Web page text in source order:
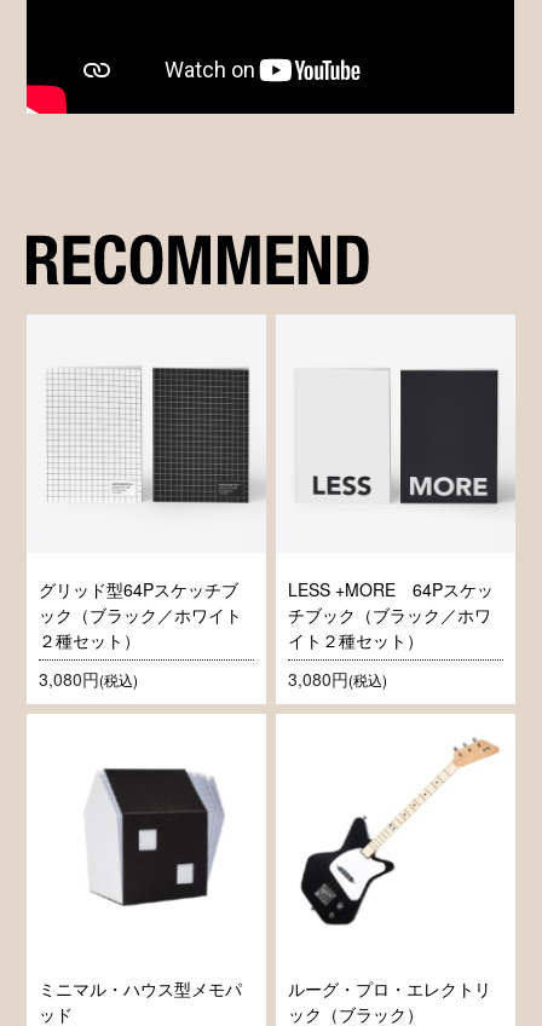
グリッド型64Pスケッチブ
ック（ブラック／ホワイト
２種セット）
3,080円(税込)
LESS +MORE 64Pスケッ
チブック（ブラック／ホワ
イト２種セット）
3,080円(税込)
ミニマル・ハウス型メモパ
ッド
ルーグ・プロ・エレクトリ
ック（ブラック）